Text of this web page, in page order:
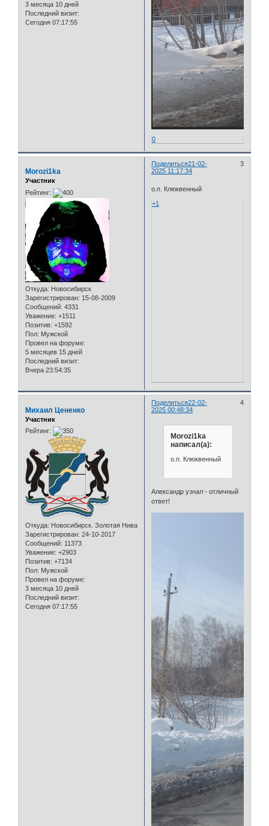
3 месяца 10 дней
Последний визит:
Сегодня 07:17:55
0
Поделиться 3
21-02-
2025 11:17:34
Morozi1ka
Участник
Рейтинг:
Откуда: Новосибирск
Зарегистрирован: 15-08-2009
Сообщений: 4331
Уважение: +1511
Позитив: +1592
Пол: Мужской
Провел на форуме:
5 месяцев 15 дней
Последний визит:
Вчера 23:54:35
о.п. Клюквенный
+1
Поделиться 4
22-02-
2025 00:48:34
Михаил Цененко
Участник
Рейтинг:
Откуда: Новосибирск. Золотая Нива
Зарегистрирован: 24-10-2017
Сообщений: 11373
Уважение: +2903
Позитив: +7134
Пол: Мужской
Провел на форуме:
3 месяца 10 дней
Последний визит:
Сегодня 07:17:55
Morozi1ka
написал(а):
о.п. Клюквенный
Александр узнал - отличный
ответ!